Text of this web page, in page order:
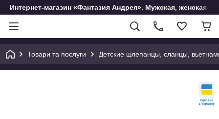
Интернет-магазин «Фантазия Андрея». Мужская, женская и
Товари та послуги Детские шлепанцы, сланцы,